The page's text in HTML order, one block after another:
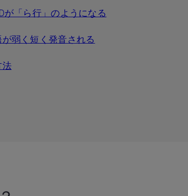
が「ら行」のようになる
弱く短く発音される
法